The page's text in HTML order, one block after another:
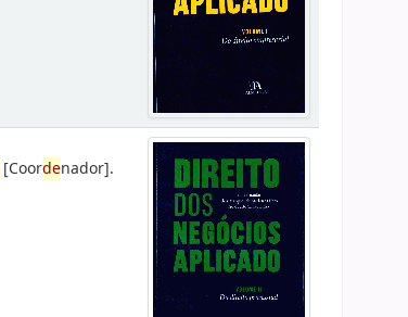
[Coordenador].